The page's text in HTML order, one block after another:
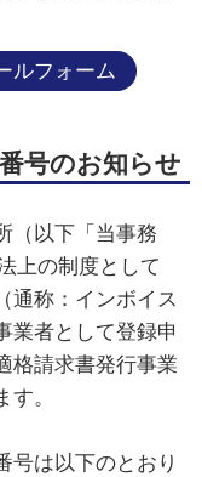
ルフォーム
号のお知らせ
（以下「当事務
上の制度として
通称：インボイス
業者として登録申
格請求書発行事業
。
号は以下のとおり